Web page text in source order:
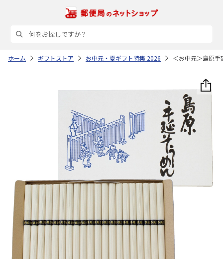
ホーム ギフトストア お中元・夏ギフト特集 2026 ＜お中元＞島原